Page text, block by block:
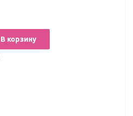
В корзину